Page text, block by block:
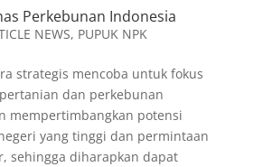
Perkebunan Indonesia
NEWS, PUPUK NPK
strategis mencoba untuk fokus
dan perkebunan
mempertimbangkan potensi
yang tinggi dan permintaan
sehingga diharapkan dapat